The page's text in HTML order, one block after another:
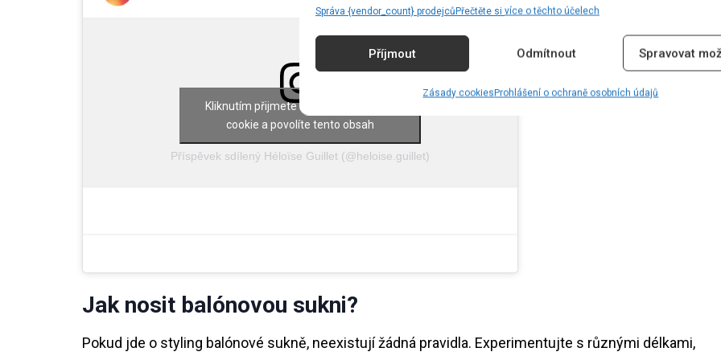
Správa {vendor_count} prodejcůPřečtěte si více o těchto účelech
Příjmout Odmítnout Spravovat
Zásady cookiesProhlášení o ochraně osobních údajů
Příspěvek sdílený Héloïse Guillet (@heloise.guillet)
Kliknutím přijmete marketing souborů
cookie a povolíte tento obsah
Jak nosit balónovou sukni?
Pokud jde o styling balónové sukně, neexistují žádná pravidla. Experimentujte s různými délkami,